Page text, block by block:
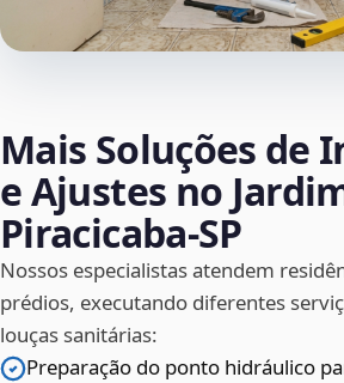
Mais Soluções de
e Ajustes no
Piracicaba‑SP
Nossos especialistas atendem
prédios, executando diferentes
louças sanitárias:
Preparação do ponto hidráulico